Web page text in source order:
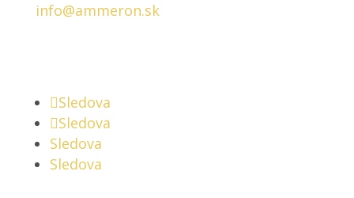
info@ammeron.sk
Sledova
Sledova
Sledova
Sledova